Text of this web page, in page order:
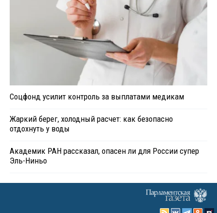
Соцфонд усилит контроль за выплатами медикам
Жаркий берег, холодный расчет: как безопасно
отдохнуть у воды
Академик РАН рассказал, опасен ли для России супер
Эль-Ниньо